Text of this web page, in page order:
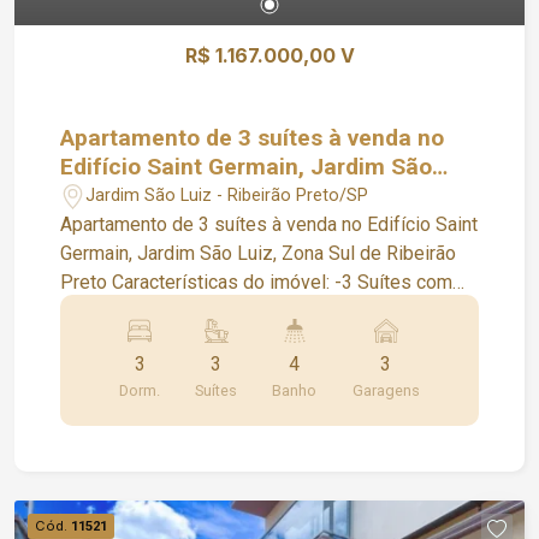
Marco, Santorini, Santa Mônica, San Diego, Terras
de Florença, Terras de Siena, Torino, Terra
Brasilis, Vila do Golf, Verona. Fundada em 1979, a
referência no mercado imobiliário, primando pela
excelência e comprometimento em todas as
suas operações. Como uma empresa de gestão
familiar, incorporamos valores de integridade,
transparência e proximidade no relacionamento
com nossos clientes. Somos especialistas na
venda de casa em condomínio e aluguel na zona
R$ 1.167.000,00 V
Apartamento de 3 suítes à venda no
Edifício Saint Germain, Jardim São
Luiz, Zona Sul de Ribeirão Preto
Jardim São Luiz - Ribeirão Preto/SP
Apartamento de 3 suítes à venda no Edifício Saint
Germain, Jardim São Luiz, Zona Sul de Ribeirão
Preto Características do imóvel: -3 Suítes com
armários -Elevador privativo -Sala ampla em L -
Sacada ampla -Lavabo -Cozinha -Ar-
condicionado -Garagem: 3 vagas disponíveis
Agende uma visita :) Condomínios que atuamos:
Alphaville, Alphaville 1, Alphaville 2, Alphaville 3,
Mata, Buona Vitta Ribeirão Preto, Bela Vista, Bella
3
Dorm.
3
Suítes
4
Banho
3
Garagens
Cód. 11521